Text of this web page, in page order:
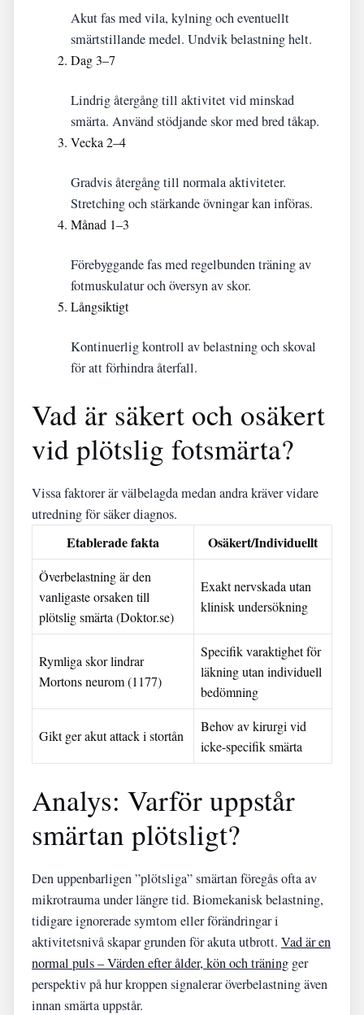
Akut fas med vila, kylning och eventuellt
smärtstillande medel. Undvik belastning helt.
Dag 3–7
Lindrig återgång till aktivitet vid minskad
smärta. Använd stödjande skor med bred tåkap.
Vecka 2–4
Gradvis återgång till normala aktiviteter.
Stretching och stärkande övningar kan införas.
Månad 1–3
Förebyggande fas med regelbunden träning av
fotmuskulatur och översyn av skor.
Långsiktigt
Kontinuerlig kontroll av belastning och skoval
för att förhindra återfall.
Vad är säkert och osäkert
vid plötslig fotsmärta?
Vissa faktorer är välbelagda medan andra kräver vidare
utredning för säker diagnos.
Etablerade fakta Osäkert/Individuellt
Överbelastning är den
vanligaste orsaken till
plötslig smärta (Doktor.se)
Exakt nervskada utan
klinisk undersökning
Rymliga skor lindrar
Mortons neurom (1177)
Specifik varaktighet för
läkning utan individuell
bedömning
Gikt ger akut attack i stortån
Behov av kirurgi vid
icke-specifik smärta
Analys: Varför uppstår
smärtan plötsligt?
Den uppenbarligen ”plötsliga” smärtan föregås ofta av
mikrotrauma under längre tid. Biomekanisk belastning,
tidigare ignorerade symtom eller förändringar i
aktivitetsnivå skapar grunden för akuta utbrott. Vad är en
normal puls – Värden efter ålder, kön och träning ger
perspektiv på hur kroppen signalerar överbelastning även
innan smärta uppstår.